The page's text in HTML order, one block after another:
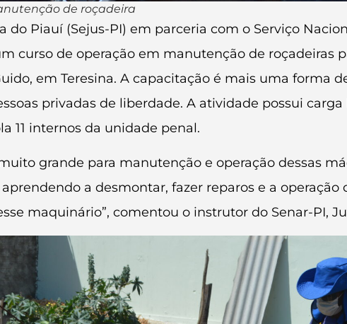
de roçadeira
do Piauí (Sejus-PI) em parceria com o Serviço
curso de operação em manutenção de roçadeiras
em Teresina. A capacitação é mais uma forma
privadas de liberdade. A atividade possui carga
11 internos da unidade penal.
grande para manutenção e operação dessas
a desmontar, fazer reparos e a operação
maquinário”, comentou o instrutor do Senar-PI,